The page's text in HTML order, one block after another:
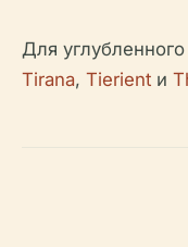
Для
Tirana, Tierient и